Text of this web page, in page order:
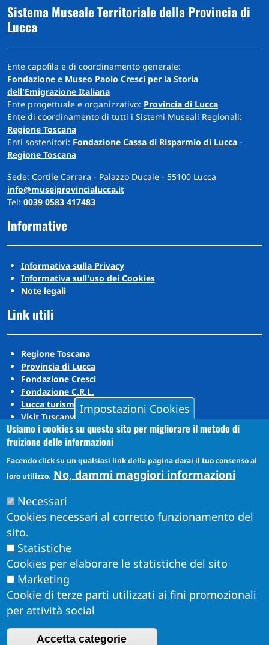
Sistema Museale Territoriale della Provincia di
Lucca
Ente capofila e di coordinamento generale:
Fondazione e Museo Paolo Cresci per la Storia
dell'Emigrazione Italiana
Ente progettuale e organizzativo: Provincia di Lucca
Ente di coordinamento di tutti i Sistemi Museali Regionali:
Regione Toscana
Enti sostenitori: Fondazione Cassa di Risparmio di Lucca -
Regione Toscana
Sede: Cortile Carrara - Palazzo Ducale - 55100 Lucca
info@museiprovincialucca.it
Tel: 0039 0583 417483
Informative
Informativa sulla Privacy
Informativa sull'uso dei Cookies
Note legali
Link utili
Regione Toscana
Provincia di Lucca
Fondazione Cresci
Fondazione C.R.L.
Lucca turismo
Visit Tuscany
Puccini Lands
Social media
YouTube
Impostazioni Cookies
Usiamo i cookies su questo sito per migliorare il metodo di
fruizione delle informazioni
Facendo click su un qualsiasi link della pagina darai il tuo consenso al
loro utilizzo. No, dammi maggiori informazioni
Necessari
Cookies necessari al corretto funzionamento del
sito.
Statistiche
Cookies per elaborare le statistiche del sito
Marketing
Cookie di terze parti utilizzati ai fini promozionali
per attività social
Accetta categorie